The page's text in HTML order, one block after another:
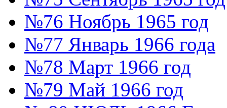
№76 Ноябрь 1965 год
№77 Январь 1966 года
№78 Март 1966 год
№79 Май 1966 год